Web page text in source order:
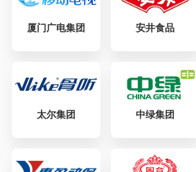
厦门广电集团 安井食品
太尔集团 中绿集团